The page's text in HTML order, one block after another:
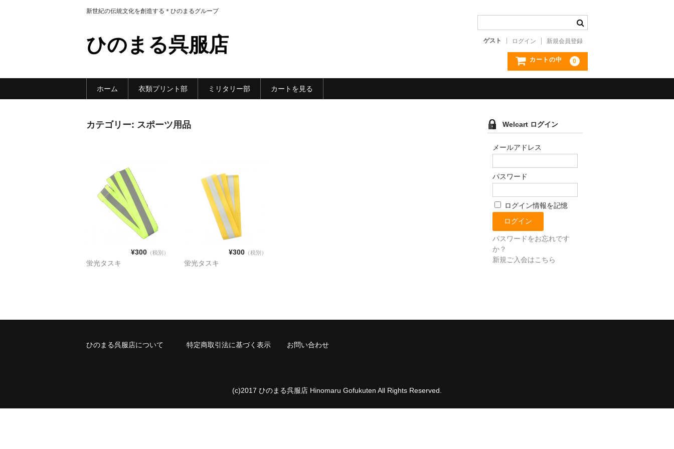
新世紀の伝統文化を創造する＊ひのまるグループ
ひのまる呉服店 ゲスト ログイン 新規会員登録
カートの中 0
ホーム 衣類プリント部 ミリタリー部 カートを見る
カテゴリー: スポーツ用品
¥300 （税別）
蛍光タスキ
¥300 （税別）
蛍光タスキ
Welcart ログイン
メールアドレス
パスワード
ログイン情報を記憶
パスワードをお忘れです
か？
新規ご入会はこちら
ひのまる呉服店について 特定商取引法に基づく表示 お問い合わせ
(c)2017 ひのまる呉服店 Hinomaru Gofukuten All Rights Reserved.